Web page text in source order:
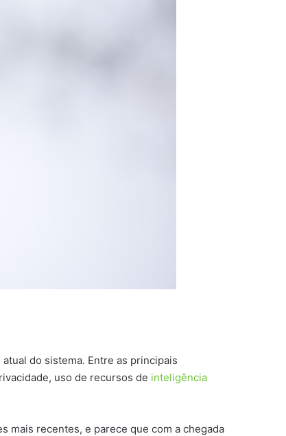
do sistema. Entre as principais
uso de recursos de inteligência
mais recentes, e parece que com a chegada